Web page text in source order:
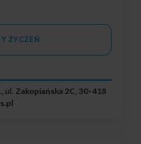
ŻYCZEŃ
ul. Zakopiańska 2C, 30-418